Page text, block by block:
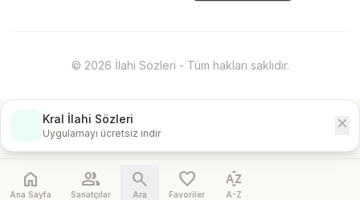
© 2026 İlahi Sözleri - Tüm hakları saklıdır.
Kral İlahi Sözleri
Uygulamayı ücretsiz indir
close
home
Ana Sayfa
people
Sanatçılar
search
Ara
favorite
Favoriler
sort_by_alpha
A-Z